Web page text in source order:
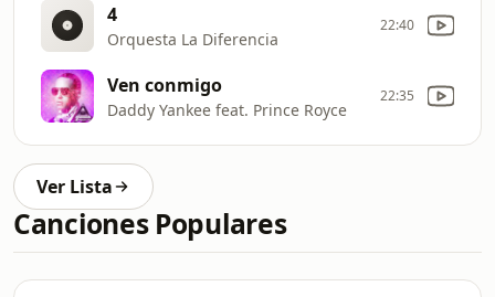
4
Orquesta La Diferencia
22:40
Ven conmigo
Daddy Yankee feat. Prince Royce
22:35
Ver Lista
Canciones Populares